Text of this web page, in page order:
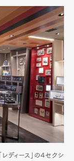
レディース」の４セクシ